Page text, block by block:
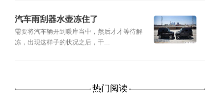
汽车雨刮器水壶冻住了
需要将汽车辆开到暖库当中，然后才才等待解
冻，出现这样子的状况之后，千...
热门阅读